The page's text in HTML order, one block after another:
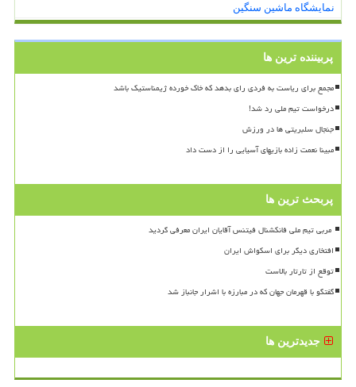
نمایشگاه ماشین سنگین
پربیننده ترین ها
مجمع برای ریاست به فردی رای بدهد که خاک خورده ژیمناستیک باشد
درخواست تیم ملی رد شد!
جنجال سلبریتی ها در ورزش
مبینا نعمت زاده بازیهای آسیایی را از دست داد
پربحث ترین ها
افتخاری دیگر برای اسکواش ایران
توقع از تارتار بالاست
گفتگو با قهرمان جهان که در مبارزه با اشرار جانباز شد
جدیدترین ها